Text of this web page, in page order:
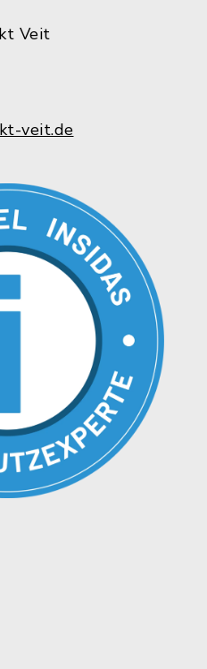
Veit
veit.de